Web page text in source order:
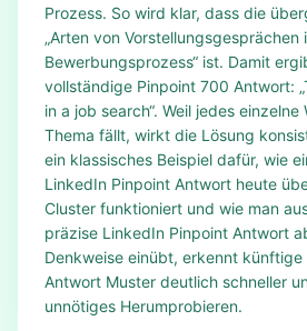
Prozess. So wird klar, dass die
„Arten von Vorstellungsgesprächen
Bewerbungsprozess“ ist. Damit
vollständige Pinpoint 700 Antwort:
in a job search“. Weil jedes
Thema fällt, wirkt die Lösung
ein klassisches Beispiel dafür, wie
LinkedIn Pinpoint Antwort heute
Cluster funktioniert und wie man
präzise LinkedIn Pinpoint Antwort
Denkweise einübt, erkennt
Antwort Muster deutlich schneller
unnötiges Herumprobieren.